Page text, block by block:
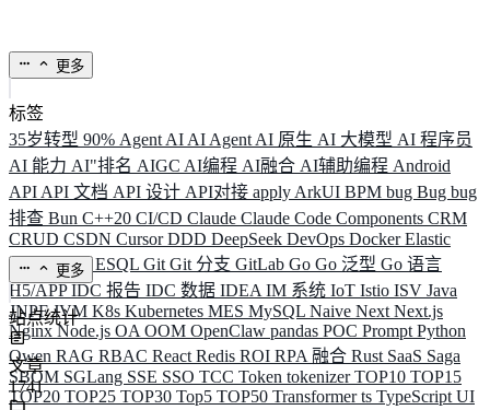
更多
标签
35岁转型 90% Agent AI AI Agent AI 原生 AI 大模型 AI 程序员
AI 能力 AI"排名 AIGC AI编程 AI融合 AI辅助编程 Android
API API 文档 API 设计 API对接 apply ArkUI BPM bug Bug bug
排查 Bun C++20 CI/CD Claude Claude Code Components CRM
CRUD CSDN CursorDDD DeepSeek DevOps DockerElastic
ELK ElysiaESQL Git Git 分支 GitLab Go Go 泛型 Go 语言
H5/APPIDC 报告 IDC 数据 IDEA IM 系统 IoT Istio ISV Java
JNPFJVM K8s Kubernetes MES MySQL Naive Next Next.js
NginxNode.js OA OOM OpenClaw pandas POC Prompt Python
Qwen RAG RBAC React Redis ROI RPA 融合 Rust SaaS Saga
SBOM SGLang SSE SSO TCC Token tokenizerTOP10 TOP15
TOP20 TOP25 TOP30 Top5 TOP50 Transformerts TypeScript UI
更多
站点统计
文章
1741